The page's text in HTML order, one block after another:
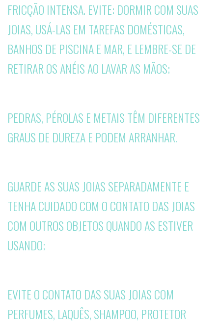
FRICÇÃO INTENSA. EVITE: DORMIR COM SUAS
JOIAS, USÁ-LAS EM TAREFAS DOMÉSTICAS,
BANHOS DE PISCINA E MAR, E LEMBRE-SE DE
RETIRAR OS ANÉIS AO LAVAR AS MÃOS;
PEDRAS, PÉROLAS E METAIS TÊM DIFERENTES
GRAUS DE DUREZA E PODEM ARRANHAR.
GUARDE AS SUAS JOIAS SEPARADAMENTE E
TENHA CUIDADO COM O CONTATO DAS JOIAS
COM OUTROS OBJETOS QUANDO AS ESTIVER
USANDO;
EVITE O CONTATO DAS SUAS JOIAS COM
PERFUMES, LAQUÊS, SHAMPOO, PROTETOR